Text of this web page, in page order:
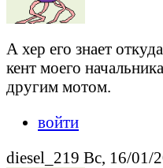
А хер его знает
кент моего
другим мотом.
войти
diesel_219 Вс, 16/01/